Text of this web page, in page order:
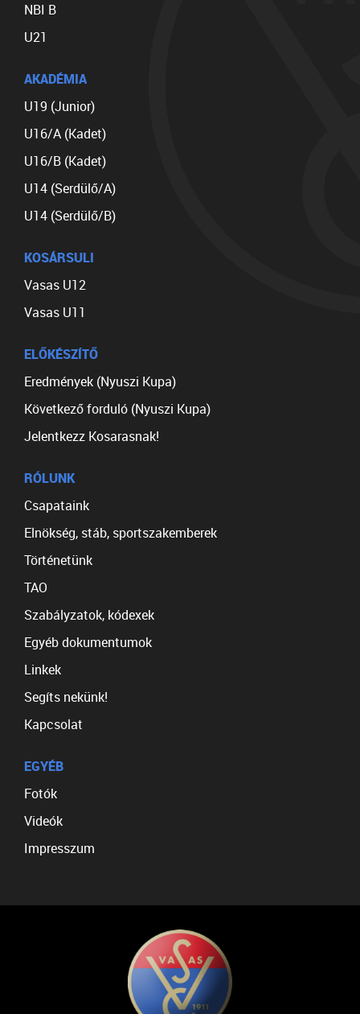
NBI B
U21
AKADÉMIA
U19 (Junior)
U16/A (Kadet)
U16/B (Kadet)
U14 (Serdülő/A)
U14 (Serdülő/B)
KOSÁRSULI
Vasas U12
Vasas U11
ELŐKÉSZÍTŐ
Eredmények (Nyuszi Kupa)
Következő forduló (Nyuszi Kupa)
Jelentkezz Kosarasnak!
RÓLUNK
Csapataink
Elnökség, stáb, sportszakemberek
Történetünk
TAO
Szabályzatok, kódexek
Egyéb dokumentumok
Linkek
Segíts nekünk!
Kapcsolat
EGYÉB
Fotók
Videók
Impresszum